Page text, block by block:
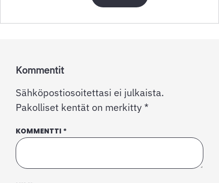
Kommentit
Sähköpostiosoitettasi ei julkaista.
Pakolliset kentät on merkitty *
KOMMENTTI *